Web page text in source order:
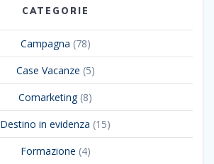
CATEGORIE
Campagna (78)
Case Vacanze (5)
Comarketing(8)
Destino in evidenza (15)
Formazione (4)